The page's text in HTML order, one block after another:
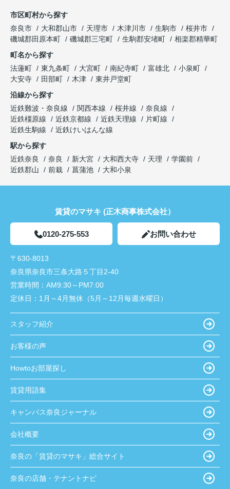
市区町村から探す
奈良市
大和郡山市 天理市 木津川市 生駒市
桜井市
磯城郡田原本町
磯城郡三宅町 生駒郡安堵町
相楽郡精華町
町名から探す
法蓮町
東九条町 大宮町 南紀寺町 富雄北
小泉町
大安寺
田部町 木津
東井戸堂町
沿線から探す
近鉄難波・奈良線
関西本線 桜井線
奈良線
近鉄橿原線
近鉄京都線 近鉄天理線
片町線
近鉄生駒線
近鉄けいはんな線
駅から探す
近鉄奈良
奈良 新大宮 大和西大寺 天理
学園前
近鉄郡山
前栽 菖蒲池 大和小泉
賃貸のマサキ (正木商事株式会社）
0120-275-553 お問い合わせ
〒630-8013
奈良県奈良市三条大路５丁目2-40
営業時間： AM9:30～PM7:00
定休日： 1月～4月無休（5月～12月毎週水曜日）
スタッフ紹介
お客様の声
Howtoお部屋探し
賃貸用語集
キャンパス奈良ジャーナル
会社概要
奈良の「賃貸のマサキ」総合サイト
奈良の店舗・テナントナビ